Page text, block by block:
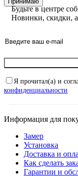
Будьте в центре
Новинки, скидки,
Я прочитал(а) и
конфиденциальности
Информация для
Замер
Установка
Доставка и
Как сделать
Гарантии и